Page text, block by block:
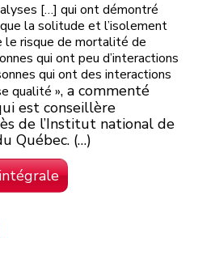
[…] qui ont démontré
la solitude et l’isolement
le risque de mortalité de
qui ont peu d’interactions
qui ont des interactions
qualité , a commenté
est conseillère
de l’Institut national de
Québec. (…)